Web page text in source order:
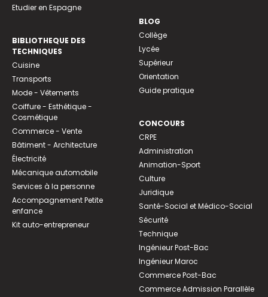
Etudier en Espagne
BIBLIOTHEQUE DES
TECHNIQUES
Cuisine
Transports
Mode - Vêtements
Coiffure - Esthétique -
Cosmétique
Commerce - Vente
Bâtiment - Architecture
Électricité
Mécanique automobile
Services à la personne
Accompagnement Petite
enfance
Kit auto-entrepreneur
BLOG
Collège
Lycée
Supérieur
Orientation
Guide pratique
CONCOURS
CRPE
Administration
Animation-Sport
Culture
Juridique
Santé-Social et Médico-Social
Sécurité
Technique
Ingénieur Post-Bac
Ingénieur Maroc
Commerce Post-Bac
Commerce Admission Parallèle